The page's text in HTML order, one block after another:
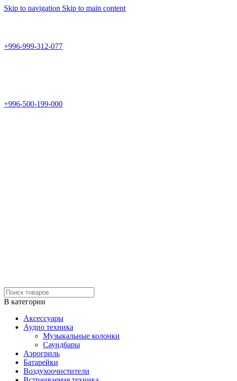
Skip to navigation Skip to main content
+996-999-312-077
+996-500-199-000
В категории
Аксессуары
Аудио техника
Музыкальные колонки
Саундбары
Аэрогриль
Батарейки
Воздухоочистители